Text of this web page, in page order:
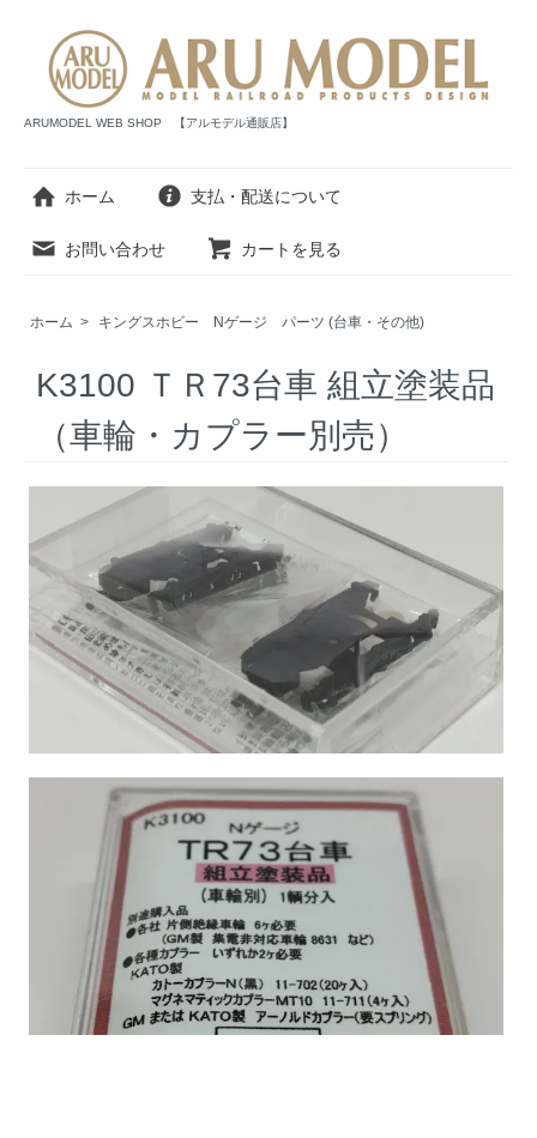
ARUMODEL WEB SHOP 【アルモデル通販店】
ホーム 支払・配送について
お問い合わせ カートを見る
ホーム > キングスホビー Nゲージ パーツ (台車・その他)
K3100 ＴＲ73台車 組立塗装品
（車輪・カプラー別売）